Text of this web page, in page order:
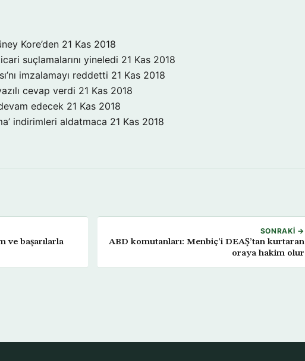
Kore’den 21 Kas 2018
suçlamalarını yineledi 21 Kas 2018
imzalamayı reddetti 21 Kas 2018
cevap verdi 21 Kas 2018
edecek 21 Kas 2018
indirimleri aldatmaca 21 Kas 2018
ve başarılarla
SONRAKI →
ABD komutanları: Menbiç’i DEAŞ’tan kurtaran
oraya hakim olur